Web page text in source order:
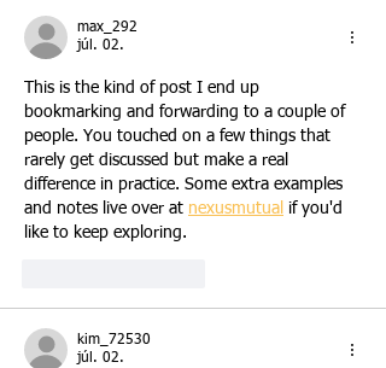
max_292
júl. 02.
This is the kind of post I end up
bookmarking and forwarding to a couple of
people. You touched on a few things that
rarely get discussed but make a real
difference in practice. Some extra examples
and notes live over at nexusmutual if you'd
like to keep exploring.
kim_72530
júl. 02.